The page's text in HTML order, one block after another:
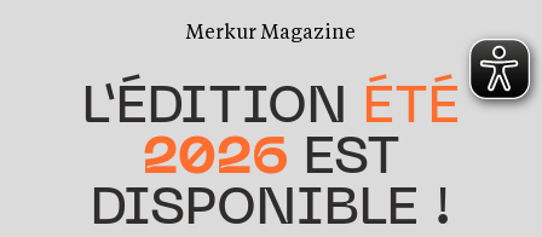
Merkur Magazine
L’ÉDITION ÉTÉ
2026 EST
DISPONIBLE !